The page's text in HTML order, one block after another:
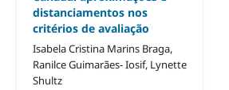
distanciamentos nos
critérios de avaliação
Isabela Cristina Marins Braga,
Ranilce Guimarães- Iosif, Lynette
Shultz